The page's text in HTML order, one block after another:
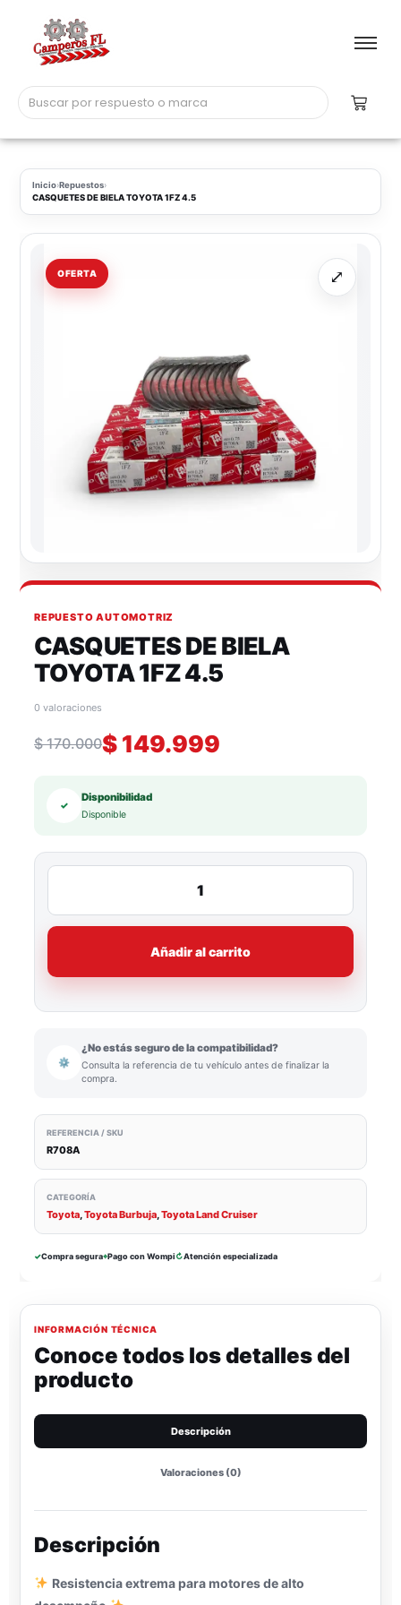
Inicio›Repuestos›
CASQUETES DE BIELA TOYOTA 1FZ 4.5
OFERTA ⤢
REPUESTO AUTOMOTRIZ
CASQUETES DE BIELA
TOYOTA 1FZ 4.5
0 valoraciones
$170.000$149.999
✓
Disponibilidad
Disponible
Añadir al carrito
⚙
¿No estás seguro de la compatibilidad?
Consulta la referencia de tu vehículo antes de finalizar la
compra.
REFERENCIA / SKU
R708A
CATEGORÍA
Toyota,Toyota Burbuja,Toyota Land Cruiser
✓Compra segura⌖Pago con Wompi↻Atención especializada
INFORMACIÓN TÉCNICA
Conoce todos los detalles del
producto
Descripción
Valoraciones (0)
Descripción
Resistencia extrema para motores de alto